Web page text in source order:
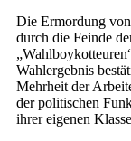
Die Ermordung
durch die Feinde
Wahlergebnis
Mehrheit der
der politischen
ihrer eigenen